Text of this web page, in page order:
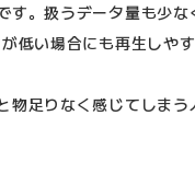
す。扱うデータ量も少な
低い場合にも再生しやす
物足りなく感じてしまう